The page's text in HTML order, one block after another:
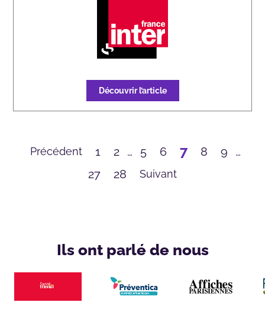
Découvrir l’article
Précédent 1 2 … 5 6 7 8 9
…
27
28 Suivant
Ils ont parlé de nous